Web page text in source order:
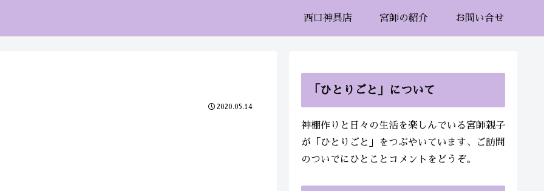
西口神具店 宮師の紹介 お問い合せ
2020.05.14
「ひとりごと」について
神棚作りと日々の生活を楽しんでいる宮師親子
が「ひとりごと」をつぶやいています、ご訪問
のついでにひとことコメントをどうぞ。